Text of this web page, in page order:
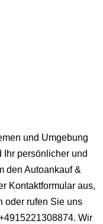
und Umgebung
Ihr persönlicher und
den Autoankauf &
Kontaktformular aus,
oder rufen Sie uns
Wir